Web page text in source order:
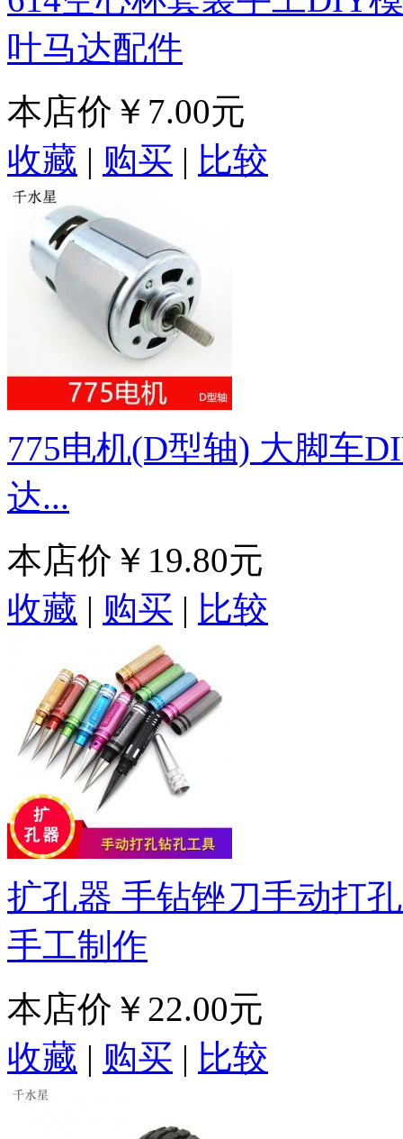
叶马达配件
本店价 ￥7.00元
收藏 | 购买 | 比较
775电机(D型轴) 大脚车
达...
本店价 ￥19.80元
收藏 | 购买 | 比较
扩孔器 手钻锉刀手动打
手工制作
本店价 ￥22.00元
收藏 | 购买 | 比较